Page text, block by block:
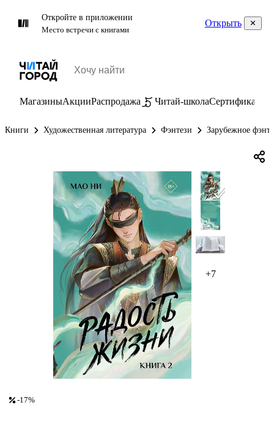
Откройте в приложении
Место встречи с книгами
Открыть
МагазиныАкцииРаспродажа Читай-школаСертификаты
Книги Художественная литература Фэнтези Зарубежное
+7
-17%